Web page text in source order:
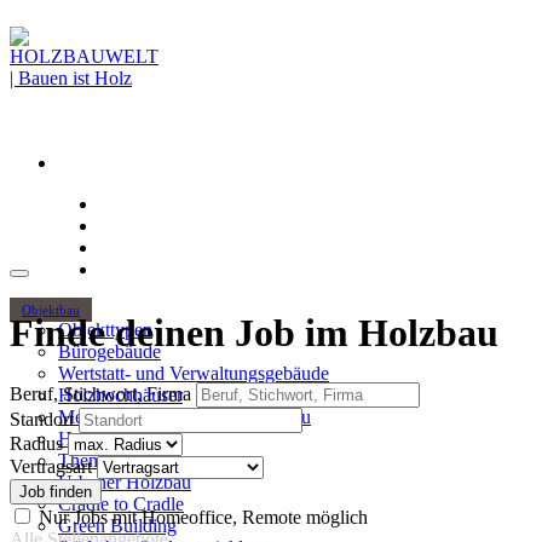
Objektbau
Objekttypen
Bürogebäude
Wertstatt- und Verwaltungsgebäude
Holzhochhäuser
Mehrgeschossiger Wohnungsbau
Hallenbau
Themen
Urbaner Holzbau
Cradle to Cradle
Green Building
Finde deinen Job im Holzbau
Beruf, Stichwort, Firma
Standort
Radius
Vertragsart
Nur Jobs mit Homeoffice, Remote möglich